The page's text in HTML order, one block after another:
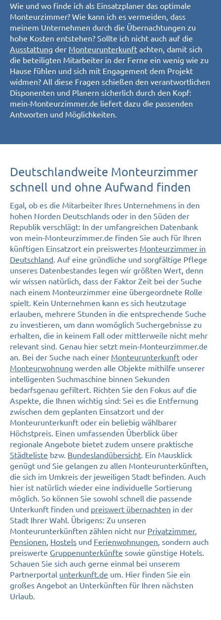
Wie und wo finde ich als Einsatzplaner das optimale
Monteurzimmer? Wie kann ich es vermeiden, dass
meinem Unternehmen durch die Übernachtungen zu
hohe Kosten entstehen? Sollte ich nicht auch auf die
Ausstattung der Monteurunterkunft achten, damit sich
die beteiligten Mitarbeiter in der Ferne ein wenig wie zu
Hause fühlen und sich mit Engagement dem Projekt
widmen? All diese Fragen schießen den verantwortlichen
Disponenten und Planern sicherlich durch den Kopf:
mein-Monteurzimmer.de liefert dazu die passenden
Antworten und Möglichkeiten.
Deutschlandweite Monteurzimmer
schnell und ohne Aufwand finden
Egal, ob es die Mitarbeiter Ihres Unternehmens in den
hohen Norden Deutschlands oder in den Süden der
Republik verschlägt: In der umfangreichen Datenbank
von mein-Monteurzimmer.de finden Sie auch für Ihren
künftigen Einsatzort ein preiswertes Monteurzimmer in
Deutschland. Auf eine gründliche und sorgfältige Pflege
unseres Datenbestandes legen wir größten Wert, denn
wir wissen natürlich, dass der Faktor Zeit bei der Suche
nach einem Monteurzimmer eine übergeordnete Rolle
spielt. Kein Unternehmen kann es sich heutzutage
erlauben, mehrere Stunden in die entsprechende Suche
zu investieren, um dann womöglich Suchergebnisse zu
erhalten, die in keinem Fall oder mittlerweile nicht mehr
relevant sind. Genau hier setzt mein-Monteurzimmer.de
an. Bei der Suche nach einer Monteurunterkunft oder
Monteurwohnung werden alle Objekte mithilfe unserer
intelligenten Suchmaschine binnen Sekunden
bedarfsgenau gefiltert. Richten Sie den Fokus auf die
Aspekte, die Ihnen wichtig sind: Sei es die Entfernung
zwischen dem geplanten Einsatzort und der
Monteurunterkunft oder ein beliebig wählbarer
Höchstpreis. Einen umfassenden Überblick über
regionale Angebote bietet zudem unsere praktische
Städteliste bzw. Bundeslandübersicht. Ein Mausklick
genügt und Sie gelangen zu allen Monteurunterkünften,
die sich im Umkreis der jeweiligen Stadt befinden. Auch
hier ist natürlich wieder eine individuelle Sortierung
möglich. So können Sie sowohl schnell die passende
Unterkunft finden und preiswert übernachten in der
Stadt Ihrer Wahl. Übrigens: Zu unseren
Monteurunterkünften zählen nicht nur Privatzimmer,
Pensionen, Hostels und Ferienwohnungen, sondern auch
preiswerte Gruppenunterkünfte sowie günstige Hotels.
Schauen Sie sich auch gerne einmal bei unserem
Partnerportal unterkunft.de um. Hier finden Sie ein
großes Angebot an Unterkünften für Ihren nächsten
Urlaub.